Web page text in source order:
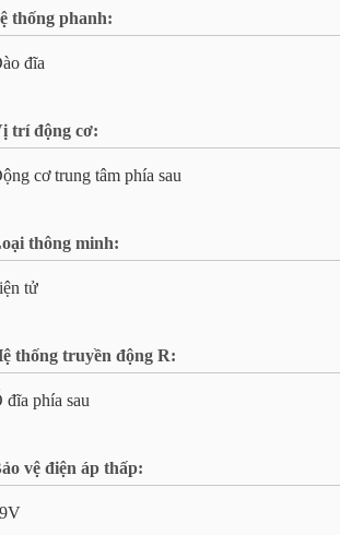
thống phanh:
đĩa
trí động cơ:
cơ trung tâm phía sau
thông minh:
tử
thống truyền động R:
đĩa phía sau
vệ điện áp thấp: